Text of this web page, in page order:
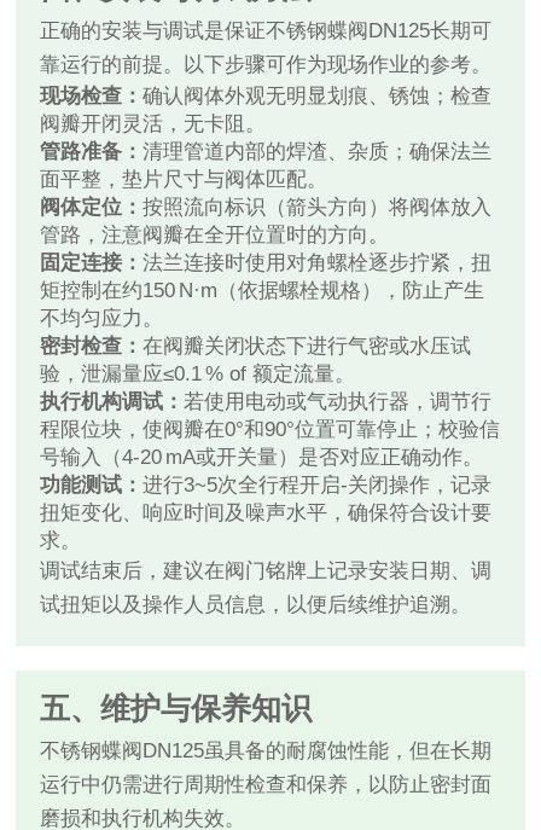
正确的安装与调试是保证不锈钢蝶阀DN125长期可
靠运行的前提。以下步骤可作为现场作业的参考。
现场检查：确认阀体外观无明显划痕、锈蚀；检查
阀瓣开闭灵活，无卡阻。
管路准备：清理管道内部的焊渣、杂质；确保法兰
面平整，垫片尺寸与阀体匹配。
阀体定位：按照流向标识（箭头方向）将阀体放入
管路，注意阀瓣在全开位置时的方向。
固定连接：法兰连接时使用对角螺栓逐步拧紧，扭
矩控制在约150 N·m（依据螺栓规格），防止产生
不均匀应力。
密封检查：在阀瓣关闭状态下进行气密或水压试
验，泄漏量应≤0.1 % of 额定流量。
执行机构调试：若使用电动或气动执行器，调节行
程限位块，使阀瓣在0°和90°位置可靠停止；校验信
号输入（4‑20 mA或开关量）是否对应正确动作。
功能测试：进行3~5次全行程开启-关闭操作，记录
扭矩变化、响应时间及噪声水平，确保符合设计要
求。
调试结束后，建议在阀门铭牌上记录安装日期、调
试扭矩以及操作人员信息，以便后续维护追溯。
五、维护与保养知识
不锈钢蝶阀DN125虽具备的耐腐蚀性能，但在长期
运行中仍需进行周期性检查和保养，以防止密封面
磨损和执行机构失效。